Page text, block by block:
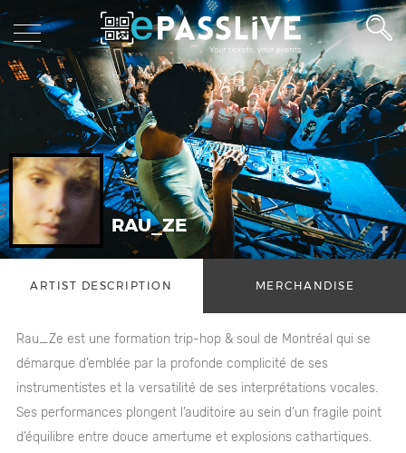
RAU_ZE
ARTIST DESCRIPTION MERCHANDISE
Rau_Ze est une formation trip-hop & soul de Montréal qui se
démarque d’emblée par la profonde complicité de ses
instrumentistes et la versatilité de ses interprétations vocales.
Ses performances plongent l’auditoire au sein d’un fragile point
d’équilibre entre douce amertume et explosions cathartiques.